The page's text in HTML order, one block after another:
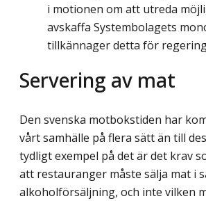
i motionen om att utreda
avskaffa Systembolagets
tillkännager detta för
Servering av mat
Den svenska motbokstiden har
vårt samhälle på flera sätt än till
tydligt exempel på det är det krav
att restauranger måste sälja mat i
alkoholförsäljning, och inte vilken